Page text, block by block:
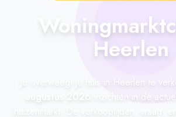
Heerlen
Je overweegt je huis in Heerlen te
inzichten in de